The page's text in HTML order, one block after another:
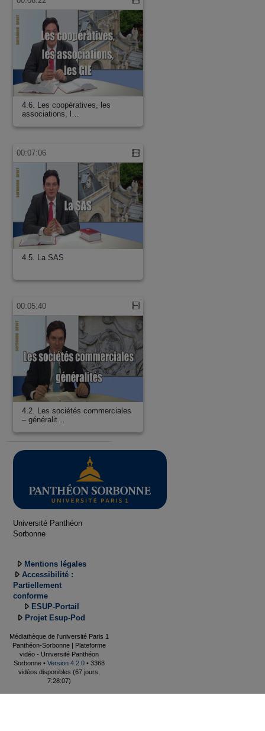
4.6. Les coopératives, les
associations, l…
00:07:06
4.5. La SAS
00:05:40
4.2. Les sociétés commerciales
– généralit…
Université Panthéon
Sorbonne
Mentions légales
Accessibilité :
Partiellement
conforme
ESUP-Portail
Projet Esup-Pod
Médiathèque de l'université Paris 1
Panthéon-Sorbonne | Plateforme
vidéo - Université Panthéon
Sorbonne • Version 4.2.0 • 3368
vidéos disponibles (67 jours,
7:28:07)